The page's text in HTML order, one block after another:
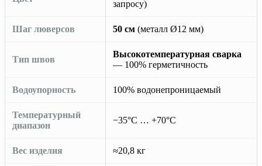
запросу)
Шаг люверсов 50 см (металл Ø12 мм)
Тип швов
Высокотемпературная сварка
— 100% герметичность
Водоупорность 100% водонепроницаемый
Температурный
диапазон
−35°C … +70°C
Вес изделия ≈20,8 кг